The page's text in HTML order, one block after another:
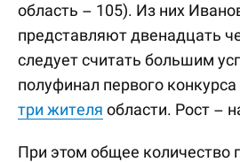
область – 105). Из них
представляют двенадцать
следует считать большим
полуфинал первого
три жителя области. Рост –
При этом общее количество